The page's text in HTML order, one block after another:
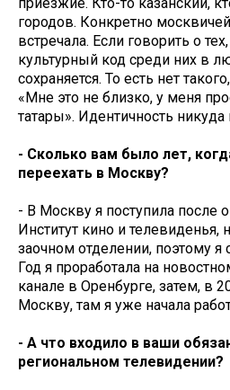
городов. Конкретно
встречала. Если говорить о
культурный код среди них в
сохраняется. То есть нет
«Мне это не близко, у меня
татары». Идентичность никуда
- Сколько вам было лет,
переехать в Москву?
- В Москву я поступила после
Институт кино и телевиденья,
заочном отделении, поэтому я
Год я проработала на
канале в Оренбурге, затем, в
Москву, там я уже начала
- А что входило в ваши
региональном телевидении?